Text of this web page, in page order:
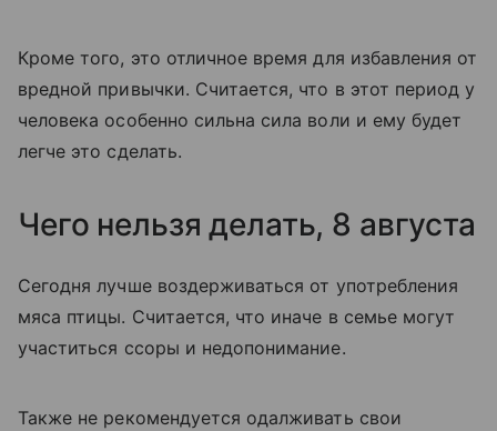
Кроме того, это отличное время для избавления от
вредной привычки. Считается, что в этот период у
человека особенно сильна сила воли и ему будет
легче это сделать.
Чего нельзя делать, 8 августа
Сегодня лучше воздерживаться от употребления
мяса птицы. Считается, что иначе в семье могут
участиться ссоры и недопонимание.
Также не рекомендуется одалживать свои